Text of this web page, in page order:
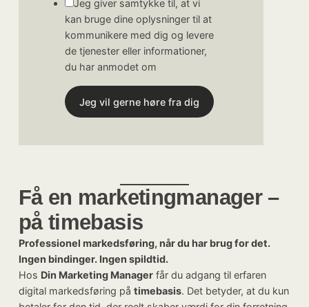
Jeg giver samtykke til, at vi
kan bruge dine oplysninger til at
kommunikere med dig og levere
de tjenester eller informationer,
du har anmodet om
Jeg vil gerne høre fra dig
Få en marketingmanager –
på timebasis
Professionel markedsføring, når du har brug for det.
Ingen bindinger. Ingen spildtid.
Hos Din Marketing Managerfår du adgang til erfaren
digital markedsføring på timebasis. Det betyder, at du kun